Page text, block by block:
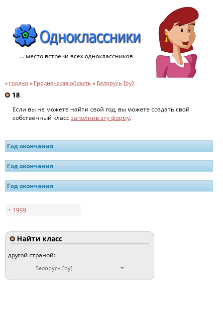
... место встречи всех одноклассников
» гродно » Гродненская область » Белорусь [by]
18
Если вы не можете найти свой год, вы можете создать свой
собственный классзаполнив эту форму.
Год окончания
Год окончания
Год окончания
1999
Найти класс
другой страной:
Белорусь [by]